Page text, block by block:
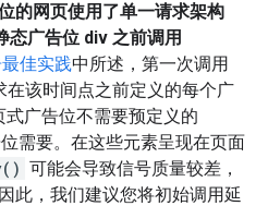
的网页使用了单一请求架构
态广告位 div 之前调用
佳实践中所述，第一次调用
在该时间点之前定义的每个广
广告位不需要预定义的
位需要。在这些元素呈现在页面
可能会导致信号质量较差，
此，我们建议您将初始调用延